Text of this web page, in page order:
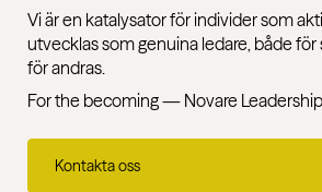
Vi är en katalysator för individer som
utvecklas som genuina ledare, både för
för andras.
For the becoming — Novare
Kontakta oss